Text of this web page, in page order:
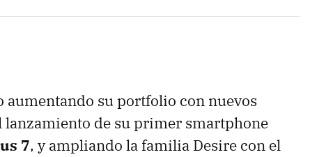
aumentando su portfolio con nuevos
lanzamiento de su primer smartphone
7, y ampliando la familia Desire con el